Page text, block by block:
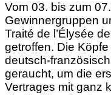
Vom 03. bis zum
Gewinnergruppen
Traité de l’Élysée
getroffen. Die
deutsch-
geraucht, um die
Vertrages mit ganz